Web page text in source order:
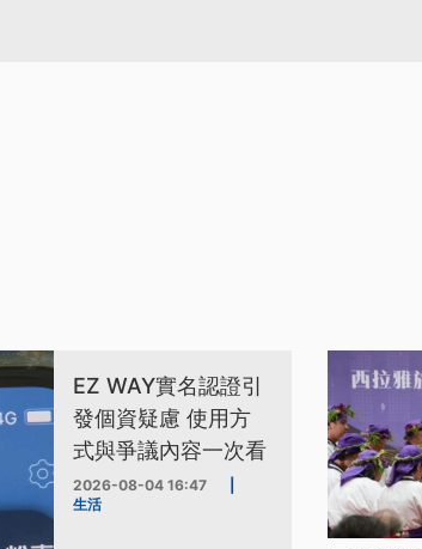
EZ WAY實名認證引
發個資疑慮 使用方
式與爭議內容一次看
2026-08-04 16:47
生活